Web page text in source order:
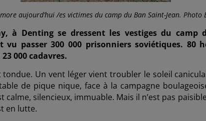
aujourd’hui /es victimes du camp du Ban Saint-Jean. Photo
à Denting se dressent les vestiges du camp
vu passer300 000 prisonniers soviétiques. 80
000 cadavres.
tondue. Un vent léger vient troubler le soleil
de pique­ nique, face à la campagne
calme, silencieux, immuable. Mais il n’est pas
en lutte.